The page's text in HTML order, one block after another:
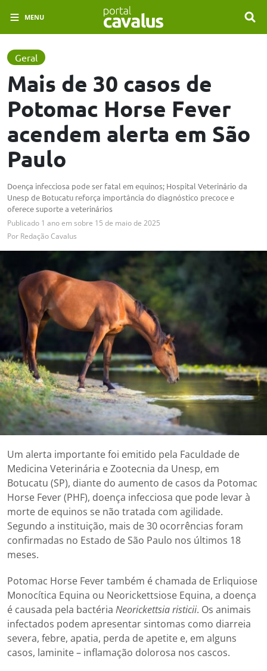
MENU
Geral
Mais de 30 casos de
Potomac Horse Fever
acendem alerta em São
Paulo
Doença infecciosa pode ser fatal em equinos; Hospital Veterinário da
Unesp de Botucatu reforça importância do diagnóstico precoce e
oferece suporte a veterinários
Publicado 1 ano em sobre 15 de maio de 2025
Por Redação Cavalus
Um alerta importante foi emitido pela Faculdade de
Medicina Veterinária e Zootecnia da Unesp, em
Botucatu (SP), diante do aumento de casos da Potomac
Horse Fever (PHF), doença infecciosa que pode levar à
morte de equinos se não tratada com agilidade.
Segundo a instituição, mais de 30 ocorrências foram
confirmadas no Estado de São Paulo nos últimos 18
meses.
Potomac Horse Fever também é chamada de Erliquiose
Monocítica Equina ou Neorickettsiose Equina, a doença
é causada pela bactéria Neorickettsia risticii. Os animais
infectados podem apresentar sintomas como diarreia
severa, febre, apatia, perda de apetite e, em alguns
casos, laminite – inflamação dolorosa nos cascos.